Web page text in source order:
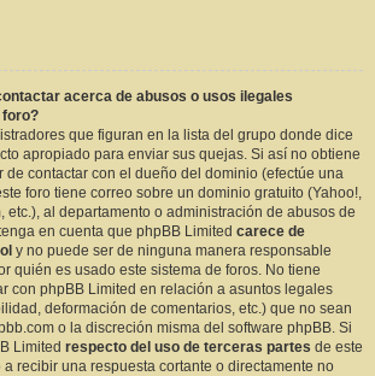
acerca de abusos o usos ilegales
que figuran en la lista del grupo donde dice
apropiado para enviar sus quejas. Si así no obtiene
de contactar con el dueño del dominio (efectúe una
foro tiene correo sobre un dominio gratuito (Yahoo!,
etc.), al departamento o administración de abusos de
en cuenta que phpBB Limited carece de
y no puede ser de ninguna manera responsable
quién es usado este sistema de foros. No tiene
con phpBB Limited en relación a asuntos legales
deformación de comentarios, etc.) que no sean
o la discreción misma del software phpBB. Si
Limited respecto del uso de terceras partes de este
recibir una respuesta cortante o directamente no